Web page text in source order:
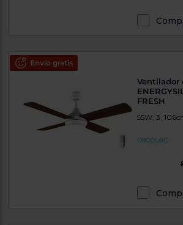
Envío gratis
Ventilador
FRESH
55W, 3,